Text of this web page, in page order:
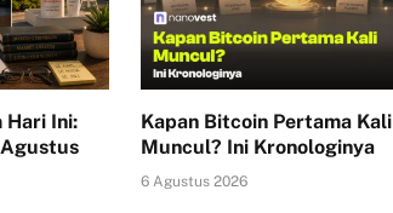
Hari Ini:
Agustus
Kapan Bitcoin Pertama Kali
Muncul? Ini Kronologinya
6 Agustus 2026